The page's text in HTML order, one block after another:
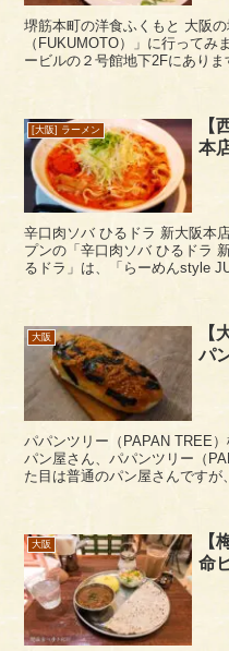
堺筋本町の洋食ふくもと 大阪の堺筋本町にある洋食店「ふくもと
（FUKUMOTO）」に行ってみ
ービルの２号館地下2Fにあります。 せんびるの地下飲食
[大阪] ラーメン
【
本
辛口肉ソバ ひるドラ 新大阪本店 大阪の西中島南方に2022年6月オ
プンの「辛口肉ソバ ひるドラ 新
るドラ」は、「らーめんstyle
大阪
【
パ
パパンツリー（PAPAN TREE）桜ノ宮 大阪市都島区の
パン屋さん、パパンツリー（
た目は普通のパン屋さんですが
大阪
【
命